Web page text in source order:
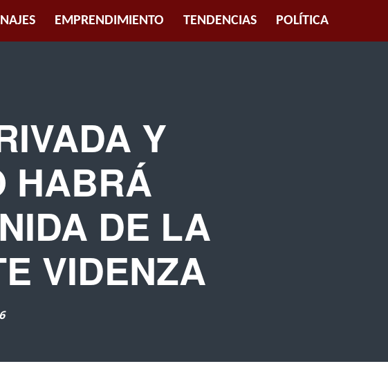
EMPRENDIMIENTO TENDENCIAS POLÍTICA
Y
HABRÁ
DE LA
VIDENZA